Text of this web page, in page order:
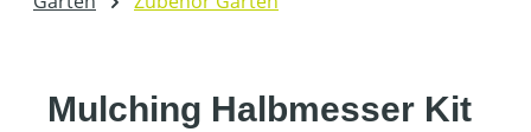
Mulching Halbmesser Kit